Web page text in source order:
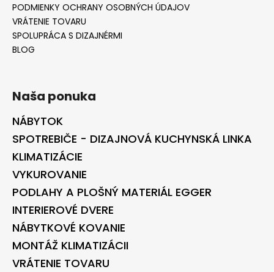
PODMIENKY OCHRANY OSOBNÝCH ÚDAJOV
VRÁTENIE TOVARU
SPOLUPRÁCA S DIZAJNÉRMI
BLOG
Naša ponuka
NÁBYTOK
SPOTREBIČE - DIZAJNOVÁ KUCHYNSKÁ LINKA
KLIMATIZÁCIE
VYKUROVANIE
PODLAHY A PLOŠNÝ MATERIÁL EGGER
INTERIEROVÉ DVERE
NÁBYTKOVÉ KOVANIE
MONTÁŽ KLIMATIZÁCII
VRÁTENIE TOVARU